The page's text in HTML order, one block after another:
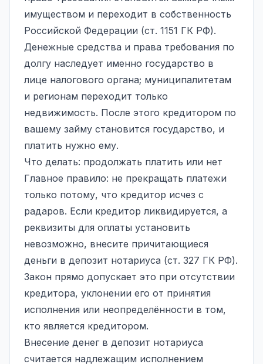
имуществом и переходит в собственность
Российской Федерации (ст. 1151 ГК РФ).
Денежные средства и права требования по
долгу наследует именно государство в
лице налогового органа; муниципалитетам
и регионам переходит только
недвижимость. После этого кредитором по
вашему займу становится государство, и
платить нужно ему.
Что делать: продолжать платить или нет
Главное правило: не прекращать платежи
только потому, что кредитор исчез с
радаров. Если кредитор ликвидируется, а
реквизиты для оплаты установить
невозможно, внесите причитающиеся
деньги в депозит нотариуса (ст. 327 ГК РФ).
Закон прямо допускает это при отсутствии
кредитора, уклонении его от принятия
исполнения или неопределённости в том,
кто является кредитором.
Внесение денег в депозит нотариуса
считается надлежащим исполнением